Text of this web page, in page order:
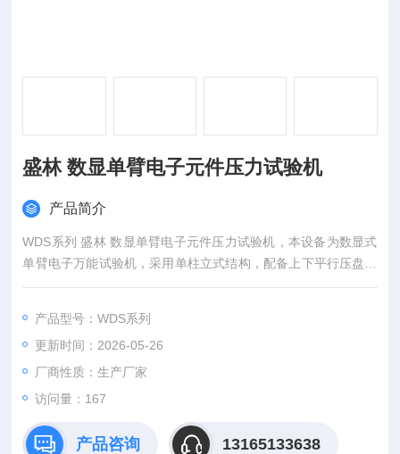
盛林 数显单臂电子元件压力试验机
产品简介
WDS系列 盛林 数显单臂电子元件压力试验机，本设备为数显式
单臂电子万能试验机，采用单柱立式结构，配备上下平行压盘与
数显控制系统，是一款桌面级、经济型的力学检测设备。
产品型号：WDS系列
更新时间：2026-05-26
厂商性质：生产厂家
访问量：167
产品咨询 13165133638